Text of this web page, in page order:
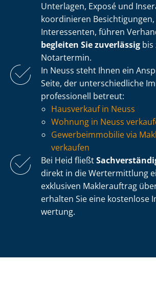
Unterlagen, Exposé und
koordinieren
Interessenten, führen
begleiten Sie zuverlässig bis
Notartermin.
In Neuss steht Ihnen ein
Seite, der un­ter­schied­li­che
professionell betreut:
Hausverkauf in Neuss
Wohnung in Neuss
Ge­wer­be­im­mo­bi­lie via
verkaufen
Bei Heid fließt
direkt in die Wertermittlung
exklusiven Maklerauftrag
erhalten Sie eine kostenlose
wer­tung.